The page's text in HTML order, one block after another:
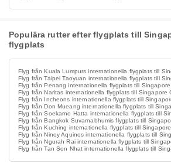
Populära rutter efter flygplats till
flygplats
Flyg från Kuala Lumpurs internationella flygplats till
Flyg från Taipei Taoyuan internationella flygplats till
Flyg från Penang internationella flygplats till
Flyg från Naritas internationella flygplats till Singapore
Flyg från Incheons internationella flygplats till
Flyg från Don Mueang internationella flygplats till
Flyg från Soekarno Hatta internationella flygplats till
Flyg från Bangkok Suvarnabhumis flygplats till
Flyg från Kuching internationella flygplats till
Flyg från Ninoy Aquinos internationella flygplats till
Flyg från Ngurah Rai internationella flygplats till
Flyg från Tan Son Nhat internationella flygplats till